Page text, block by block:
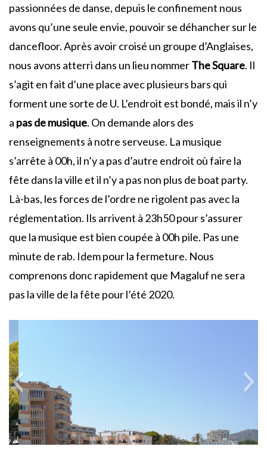
passionnées de danse, depuis le confinement nous
avons qu’une seule envie, pouvoir se déhancher sur le
dancefloor. Après avoir croisé un groupe d’Anglaises,
nous avons atterri dans un lieu nommerThe Square. Il
s’agit en fait d’une place avec plusieurs bars qui
forment une sorte de U. L’endroit est bondé, mais il n’y
a pas de musique. On demande alors des
renseignements à notre serveuse. La musique
s’arrête à 00h, il n’y a pas d’autre endroit où faire la
fête dans la ville et il n’y a pas non plus de boat party.
Là-bas, les forces de l’ordre ne rigolent pas avec la
réglementation. Ils arrivent à 23h50 pour s’assurer
que la musique est bien coupée à 00h pile. Pas une
minute de rab. Idem pour la fermeture. Nous
comprenons donc rapidement que Magaluf ne sera
pas la ville de la fête pour l’été 2020.